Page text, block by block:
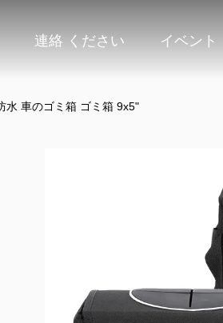
連絡 ください イベント
水 車のゴミ箱 ゴミ箱 9x5"